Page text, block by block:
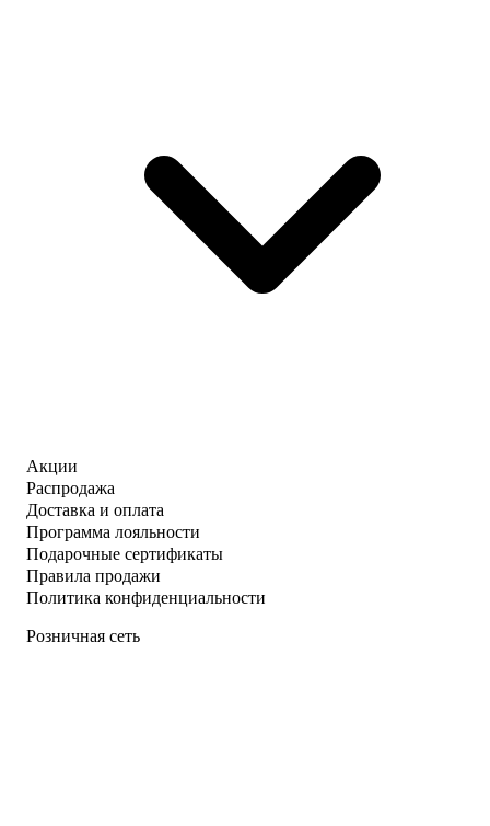
Акции
Распродажа
Доставка и оплата
Программа лояльности
Подарочные сертификаты
Правила продажи
Политика конфиденциальности
Розничная сеть